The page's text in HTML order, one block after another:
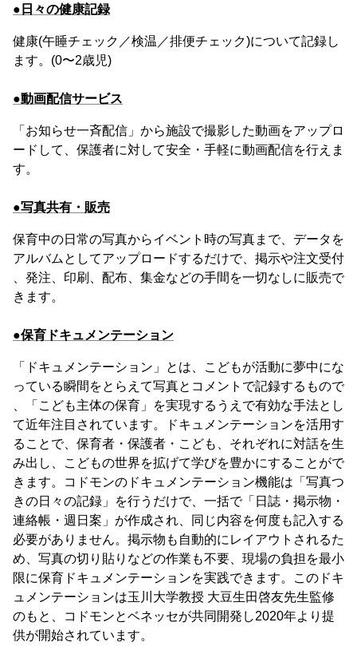
●日々の健康記録
健康(午睡チェック／検温／排便チェック)について記録し
ます。(0〜2歳児)
●動画配信サービス
「お知らせ一斉配信」から施設で撮影した動画をアップロ
ードして、保護者に対して安全・手軽に動画配信を行えま
す。
●写真共有・販売
保育中の日常の写真からイベント時の写真まで、データを
アルバムとしてアップロードするだけで、掲示や注文受付
、発注、印刷、配布、集金などの手間を一切なしに販売で
きます。
●保育ドキュメンテーション
「ドキュメンテーション」とは、こどもが活動に夢中にな
っている瞬間をとらえて写真とコメントで記録するもので
、「こども主体の保育」を実現するうえで有効な手法とし
て近年注目されています。ドキュメンテーションを活用す
ることで、保育者・保護者・こども、それぞれに対話を生
み出し、こどもの世界を拡げて学びを豊かにすることがで
きます。コドモンのドキュメンテーション機能は「写真つ
きの日々の記録」を行うだけで、一括で「日誌・掲示物・
連絡帳・週日案」が作成され、同じ内容を何度も記入する
必要がありません。掲示物も自動的にレイアウトされるた
め、写真の切り貼りなどの作業も不要、現場の負担を最小
限に保育ドキュメンテーションを実践できます。このドキ
ュメンテーションは玉川大学教授 大豆生田啓友先生監修
のもと、コドモンとベネッセが共同開発し2020年より提
供が開始されています。